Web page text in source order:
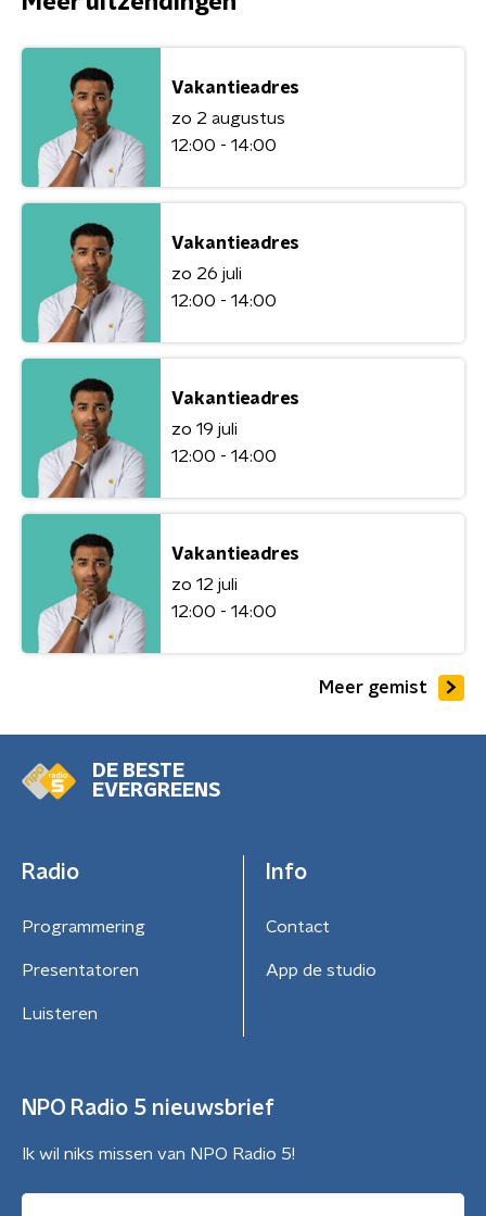
Vakantieadres
zo 2 augustus
12:00 - 14:00
Vakantieadres
zo 26 juli
12:00 - 14:00
Vakantieadres
zo 19 juli
12:00 - 14:00
Vakantieadres
zo 12 juli
12:00 - 14:00
Meer gemist
DE BESTE
EVERGREENS
Radio
Programmering
Presentatoren
Luisteren
Info
Contact
App de studio
NPO Radio 5 nieuwsbrief
Ik wil niks missen van NPO Radio 5!